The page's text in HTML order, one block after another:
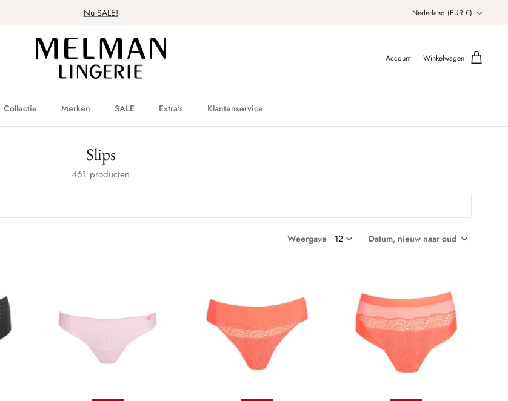
Nu SALE! Valuta
Nederland (EUR €)
Account Winkelwagen
Collectie Merken SALE Extra's Klantenservice
Slips
461 producten
Weergave Datum, nieuw naar oud